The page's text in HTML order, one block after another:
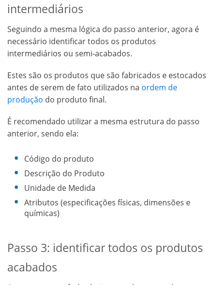
intermediários
Seguindo a mesma lógica do passo anterior, agora é
necessário identificar todos os produtos
intermediários ou semi-acabados.
Estes são os produtos que são fabricados e estocados
antes de serem de fato utilizados na ordem de
produção do produto final.
É recomendado utilizar a mesma estrutura do passo
anterior, sendo ela:
Código do produto
Descrição do Produto
Unidade de Medida
Atributos (especificações físicas, dimensões e
químicas)
Passo 3: identificar todos os produtos
acabados